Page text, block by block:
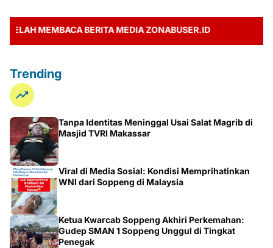
MEMBACA BERITA MEDIA ZONABUSER.ID
Trending
Tanpa Identitas Meninggal Usai Salat Magrib di
Masjid TVRI Makassar
Viral di Media Sosial: Kondisi Memprihatinkan
WNI dari Soppeng di Malaysia
Ketua Kwarcab Soppeng Akhiri Perkemahan:
Gudep SMAN 1 Soppeng Unggul di Tingkat
Penegak